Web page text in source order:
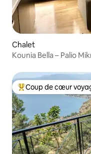
Chalet
Kounia Bella – Palio
Coups de cœur
Coup de cœur